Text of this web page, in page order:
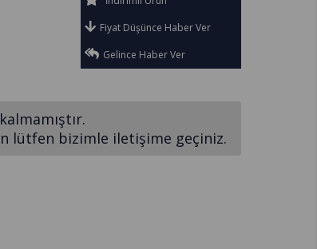
Fiyat Düşünce Haber Ver
Gelince Haber Ver
lütfen bizimle iletişime geçiniz.